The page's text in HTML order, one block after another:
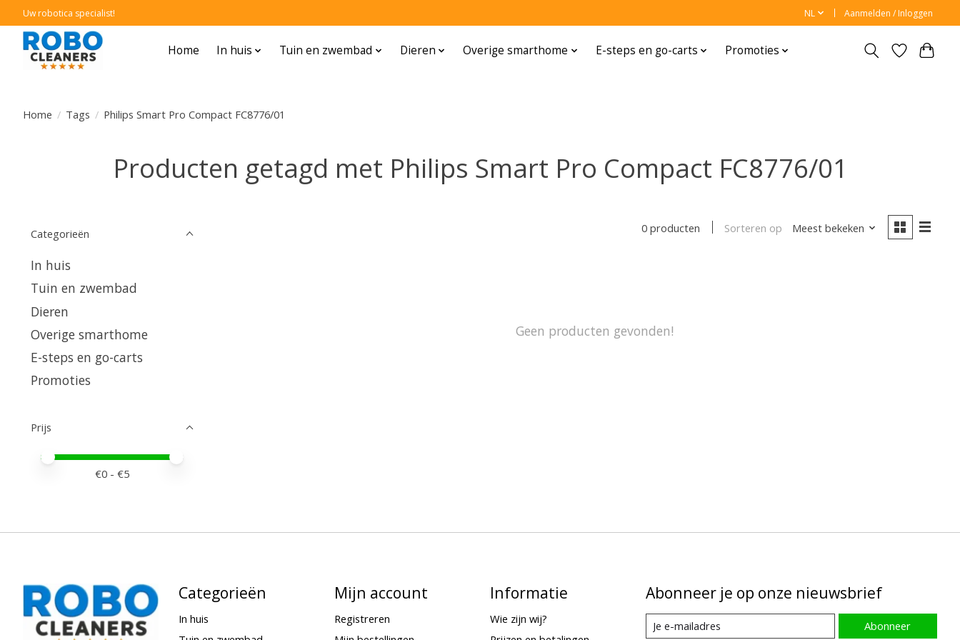
Uw robotica specialist! NL Aanmelden / Inloggen
Home In huis Tuin en zwembad Dieren Overige smarthome E-steps en go-carts Promoties
Home / Tags / Philips Smart Pro Compact FC8776/01
Producten getagd met Philips Smart Pro Compact FC8776/01
Categorieën
In huis
Tuin en zwembad
Dieren
Overige smarthome
E-steps en go-carts
Promoties
Prijs
Minimale prijswaarde
Price maximum value
€0 - €5
0 producten Sorteren op Meest bekeken
Geen producten gevonden!
Categorieën
In huis
Mijn account
Registreren
Informatie
Wie zijn wij?
Abonneer je op onze nieuwsbrief
Abonneer